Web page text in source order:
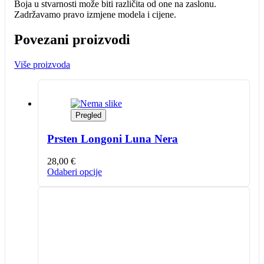
Boja u stvarnosti može biti različita od one na zaslonu.
Zadržavamo pravo izmjene modela i cijene.
Povezani proizvodi
Više proizvoda
Pregled
Prsten Longoni Luna Nera
28,00 €
Odaberi opcijeOvaj